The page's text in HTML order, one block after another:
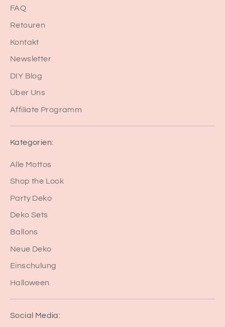
FAQ
Retouren
Kontakt
Newsletter
DIY Blog
Über Uns
Affiliate Programm
Kategorien:
Alle Mottos
Shop the Look
Party Deko
Deko Sets
Ballons
Neue Deko
Einschulung
Halloween
Social Media: